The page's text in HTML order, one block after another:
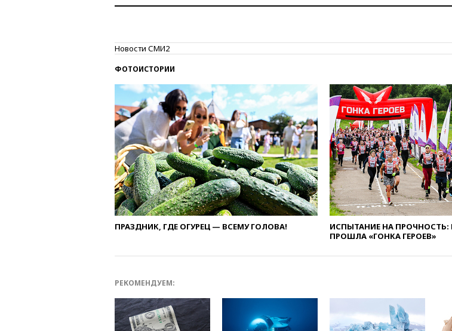
Украины с
свыше 6,5
вчера, 20:53
пройдет в
вчера, 20:45
сбила еще
вчера, 20:35
погиб при
вчера, 20:30
Белом
Новости СМИ2
ФОТОИСТОРИИ
ПРАЗДНИК, ГДЕ ОГУРЕЦ — ВСЕМУ ГОЛОВА!
ИСПЫТАНИЕ НА ПРОЧНОСТЬ:
ПРОШЛА «ГОНКА ГЕРОЕВ»
РЕКОМЕНДУЕМ: